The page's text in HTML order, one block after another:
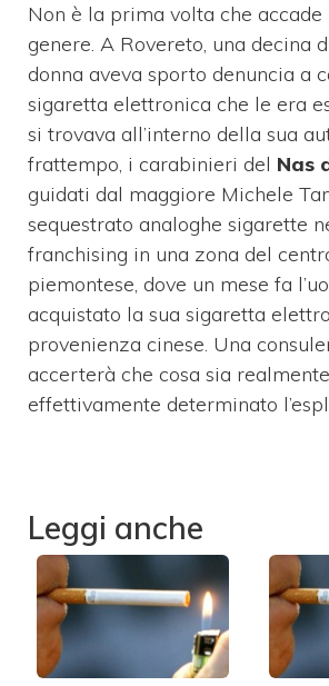
Non è la prima volta che accade
genere. A Rovereto, una decina
donna aveva sporto denuncia a
sigaretta elettronica che le era
si trovava all’interno della sua
frattempo, i carabinieri del Nas
guidati dal maggiore Michele
sequestrato analoghe sigarette
franchising in una zona del
piemontese, dove un mese fa
acquistato la sua sigaretta
provenienza cinese. Una
accerterà che cosa sia
effettivamente determinato
Leggi anche